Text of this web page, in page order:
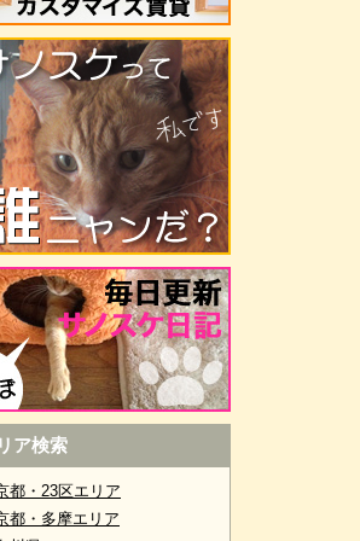
ア検索
都・23区エリア
都・多摩エリア